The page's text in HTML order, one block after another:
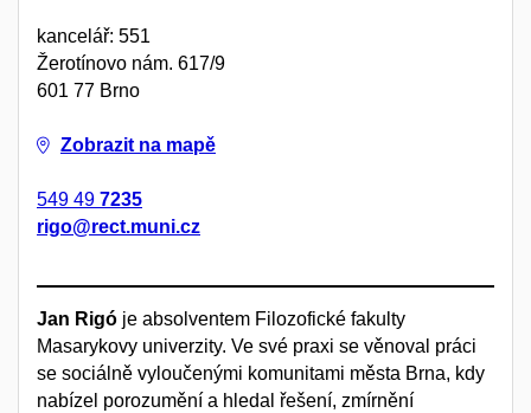
kancelář: 551
Žerotínovo nám. 617/9
601 77 Brno
Zobrazit na mapě
549 49 7235
rigo@rect.muni.cz
Jan Rigó je absolventem Filozofické fakulty
Masarykovy univerzity. Ve své praxi se věnoval práci
se sociálně vyloučenými komunitami města Brna, kdy
nabízel porozumění a hledal řešení, zmírnění